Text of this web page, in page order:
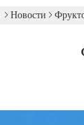
Новости